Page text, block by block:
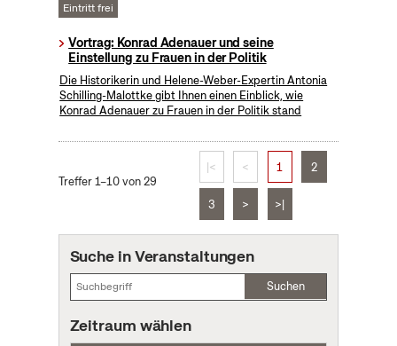
Eintritt frei
Vortrag: Konrad Adenauer und seine
Einstellung zu Frauen in der Politik
Die Historikerin und Helene-Weber-Expertin Antonia
Schilling-Malottke gibt Ihnen einen Einblick, wie
Konrad Adenauer zu Frauen in der Politik stand
Treffer 1–10 von 29
|< < 1 2
3 > >|
Suche in Veranstaltungen
Suchen
Zeitraum wählen